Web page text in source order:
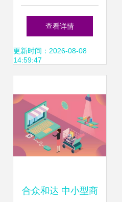
（689009） 双十
一销量第一，国内
名品牌插上羽翼
查看详情
更新时间：2026-08-08
14:59:47
合众和达 中小型商